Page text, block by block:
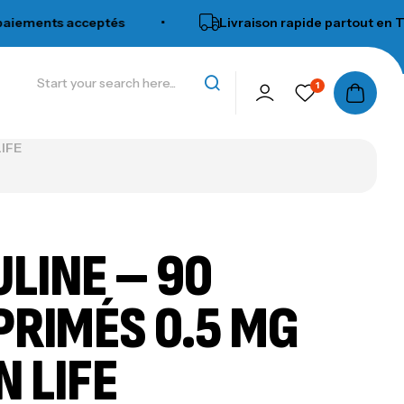
acceptés • Livraison rapide partout en Tunisie
1
– 90
0.5 MG
LIFE